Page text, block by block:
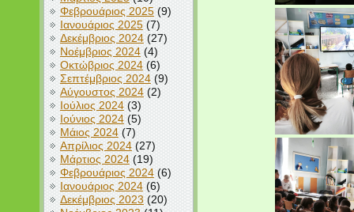
Φεβρουάριος 2025(9)
Ιανουάριος 2025(7)
Δεκέμβριος 2024(27)
Νοέμβριος 2024(4)
Οκτώβριος 2024(6)
Σεπτέμβριος 2024(9)
Αύγουστος 2024(2)
Ιούλιος 2024(3)
Ιούνιος 2024(5)
Μάιος 2024(7)
Απρίλιος 2024(27)
Μάρτιος 2024(19)
Φεβρουάριος 2024(6)
Ιανουάριος 2024(6)
Δεκέμβριος 2023 (20)